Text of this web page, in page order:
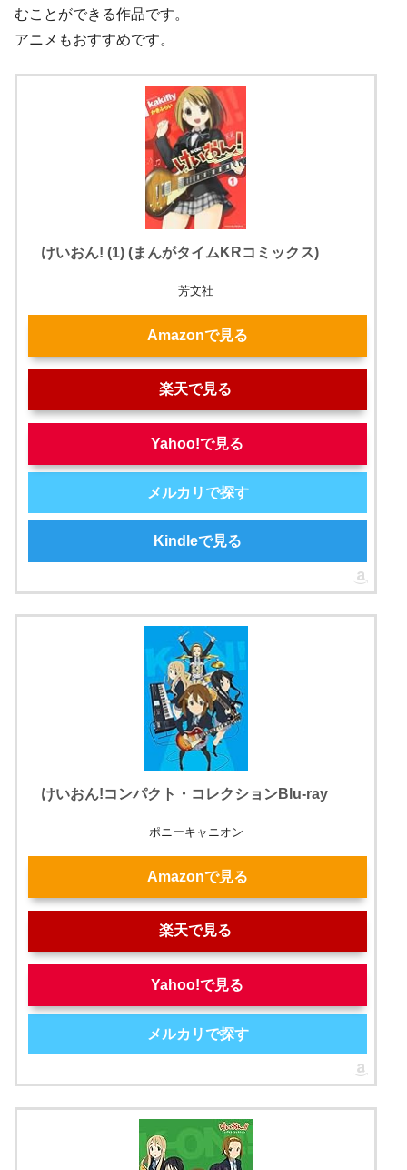
むことができる作品です。
アニメもおすすめです。
けいおん! (1) (まんがタイムKRコミックス)
芳文社
Amazonで見る
楽天で見る
Yahoo!で見る
メルカリで探す
Kindleで見る
けいおん!コンパクト・コレクションBlu-ray
ポニーキャニオン
Amazonで見る
楽天で見る
Yahoo!で見る
メルカリで探す